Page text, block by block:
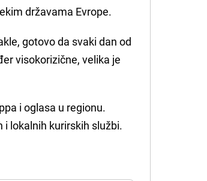
državama Evrope.
gotovo da svaki dan od
visokorizične, velika je
i oglasa u regionu.
lokalnih kurirskih službi.